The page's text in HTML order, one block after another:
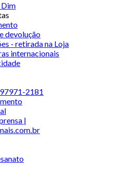
devolução
- retirada na Loja
internacionais
2181
|